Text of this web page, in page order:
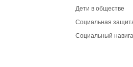
Дети в обществе
Социальная
Социальный